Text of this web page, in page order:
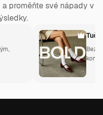
proměňte své nápady v